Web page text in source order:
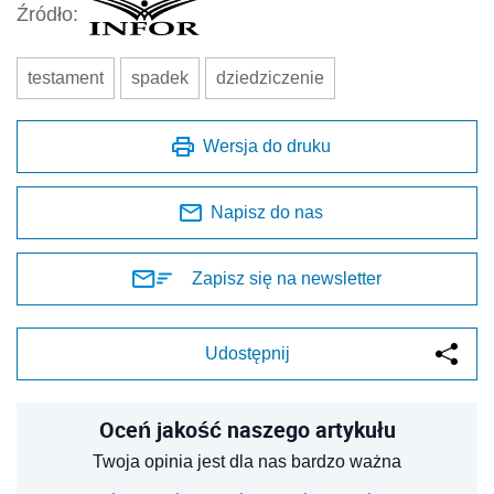
Źródło:
testament spadek dziedziczenie
Wersja do druku
Napisz do nas
Zapisz się na newsletter
Udostępnij
Oceń jakość naszego artykułu
Twoja opinia jest dla nas bardzo ważna